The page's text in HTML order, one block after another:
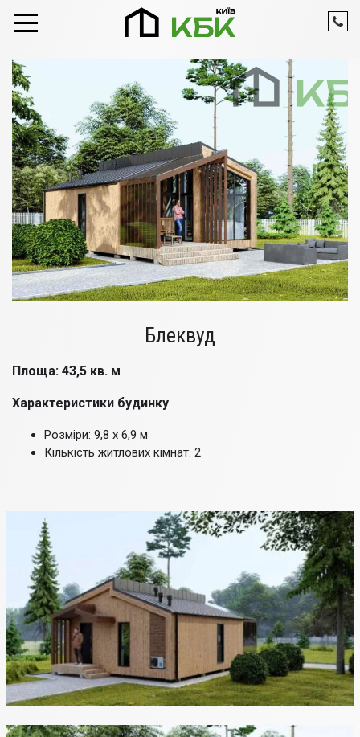
Блеквуд
Площа: 43,5 кв. м
Характеристики будинку
Розміри: 9,8 х 6,9 м
Кількість житлових кімнат: 2